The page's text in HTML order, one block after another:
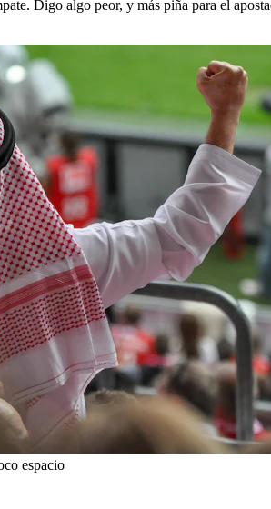
Digo algo peor, y más piña para el
espacio